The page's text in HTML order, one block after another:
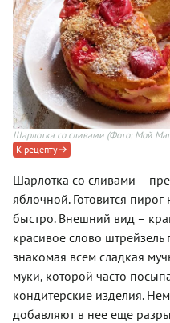
Шарлотка со сливами (Фото: Мой
К рецепту
Шарлотка со сливами –
яблочной. Готовится пирог
быстро. Внешний вид –
красивое слово штрейзель
знакомая всем сладкая
муки, которой часто
кондитерские изделия.
добавляют в нее еще